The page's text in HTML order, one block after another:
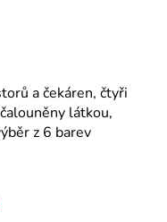
a čekáren, čtyři
látkou,
z 6 barev